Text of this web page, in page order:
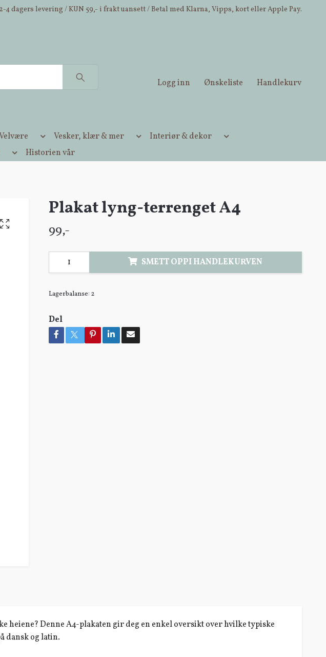
2-4 dagers levering / KUN 59,- i frakt uansett / Betal med Klarna, Vipps, kort eller Apple Pay.
Logg inn Ønskeliste Handlekurv
Vesker, klær & mer
Interiør & dekor
Historien vår
Plakat lyng-terrenget A4
99,-
SMETT OPPI HANDLEKURVEN
Lagerbalanse: 2
Del
Denne A4-plakaten gir deg en enkel oversikt over hvilke typiske
dansk og latin.